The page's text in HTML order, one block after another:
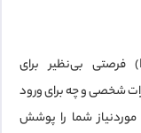
فرصتی بی‌نظیر برای
شخصی و چه برای ورود
موردنیاز شما را پوشش